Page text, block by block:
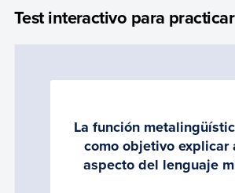
Test interactivo para practicar